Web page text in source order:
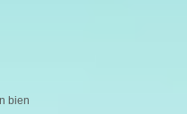
bien